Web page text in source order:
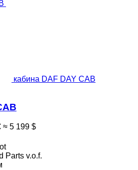
кабина DAF DAY CAB
≈ 5 199 $
Parts v.o.f.